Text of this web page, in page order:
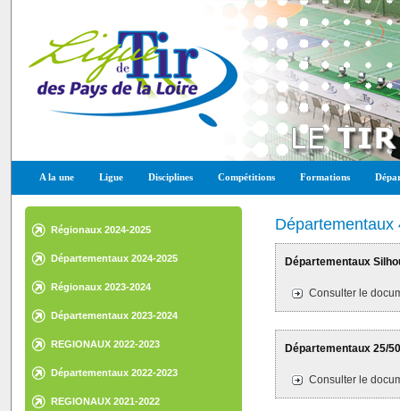
A la une Ligue Disciplines Compétitions Formations
Régionaux 2024-2025
Départementaux 2024-2025
Régionaux 2023-2024
Départementaux 2023-2024
REGIONAUX 2022-2023
Départementaux 2022-2023
REGIONAUX 2021-2022
Départementaux
Départementaux
Consulter le
Départementaux 25/
Consulter le